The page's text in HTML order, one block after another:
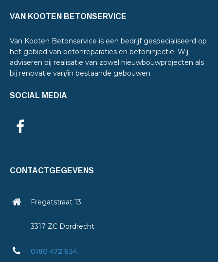
VAN KOOTEN BETONSERVICE
Van Kooten Betonservice is een bedrijf gespecialiseerd op
het gebied van betonreparaties en betoninjectie. Wij
adviseren bij realisatie van zowel nieuwbouwprojecten als
bij renovatie van/in bestaande gebouwen.
SOCIAL MEDIA
CONTACTGEGEVENS
Fregatstraat 13
3317 ZC Dordrecht
0180 472 634